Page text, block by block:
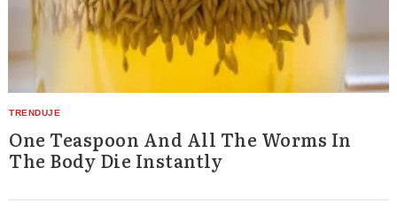
One Teaspoon And All The Worms In
The Body Die Instantly